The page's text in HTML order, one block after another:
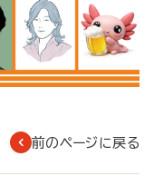
前のページに戻る